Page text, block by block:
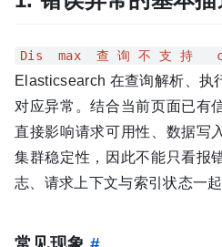
Dis max 查询不支持
Elasticsearch 在查询解析、执
对应异常。结合当前页面已有
直接影响请求可用性、数据写
集群稳定性，因此不能只看报
志、请求上下文与索引状态一起